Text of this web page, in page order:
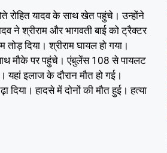
रोहित यादव के साथ खेत पहुंचे। उन्होंने
ने श्रीराम और भागवती बाई को ट्रैक्टर
दिया। श्रीराम घायल हो गया।
मौके पर पहुंचे। एंबुलेंस 108 से पायलट
इलाज के दौरान मौत हो गई।
दिया। हादसे में दोनों की मौत हुई। हत्या